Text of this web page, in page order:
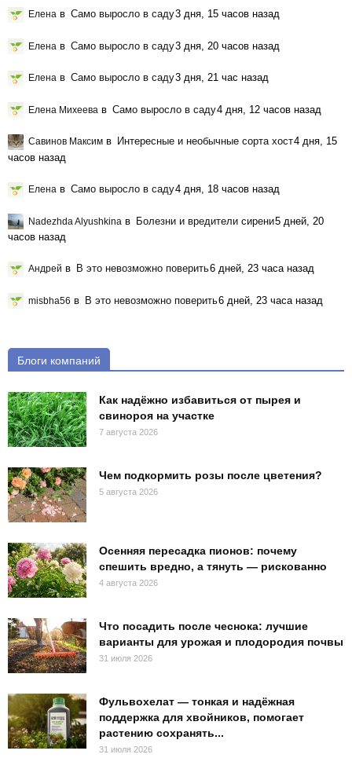
Елена в Само выросло в саду3 дня, 15 часов назад
Елена в Само выросло в саду3 дня, 20 часов назад
Елена в Само выросло в саду3 дня, 21 час назад
Елена Михеева в Само выросло в саду4 дня, 12 часов назад
Савинов Максим в Интересные и необычные сорта хост4 дня, 15
часов назад
Елена в Само выросло в саду4 дня, 18 часов назад
Nadezhda Alyushkina в Болезни и вредители сирени5 дней, 20
часов назад
Андрей в В это невозможно поверить6 дней, 23 часа назад
misbha56 в В это невозможно поверить6 дней, 23 часа назад
Блоги компаний
Как надёжно избавиться от пырея и
свинороя на участке
7 августа 2026
Чем подкормить розы после цветения?
5 августа 2026
Осенняя пересадка пионов: почему
спешить вредно, а тянуть — рискованно
4 августа 2026
Что посадить после чеснока: лучшие
варианты для урожая и плодородия почвы
31 июля 2026
Фульвохелат — тонкая и надёжная
поддержка для хвойников, помогает
растению сохранять...
31 июля 2026